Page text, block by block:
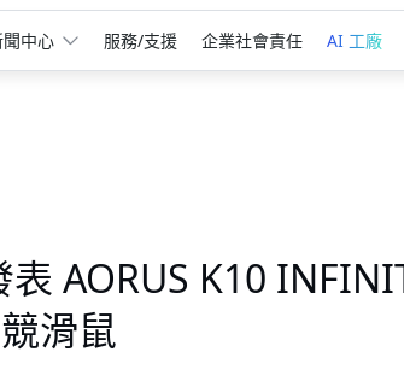
中心 服務/支援 企業社會責任 AI 工廠
AORUS K10
滑鼠